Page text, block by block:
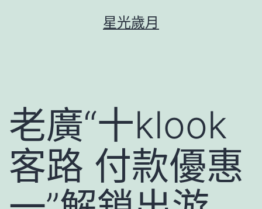
星光歲月
老廣“十klook
客路 付款優惠